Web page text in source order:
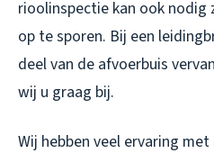
rioolinspectie kan ook nodig
op te sporen. Bij een
deel van de afvoerbuis
wij u graag bij.
Wij hebben veel ervaring